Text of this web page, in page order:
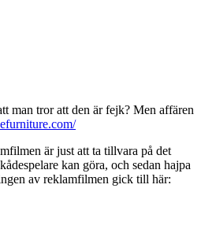
man tror att den är fejk? Men affären
är just att ta tillvara på det
kan göra, och sedan hajpa
av reklamfilmen gick till här: